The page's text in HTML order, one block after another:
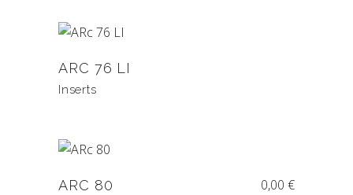
ARC 76 LI
Inserts
ARC 80 0,00 €